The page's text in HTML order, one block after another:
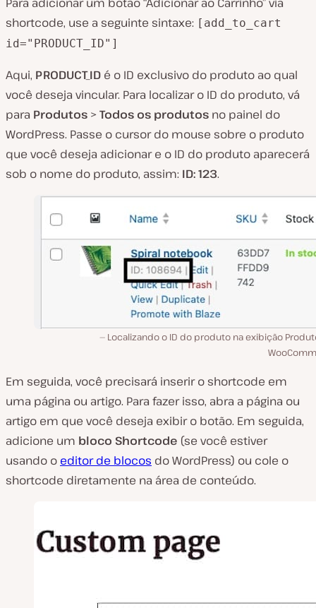
shortcode, use a seguinte sintaxe: [add_to_cart
id="PRODUCT_ID"]
Aqui, PRODUCT_ID é o ID exclusivo do produto ao qual
você deseja vincular. Para localizar o ID do produto, vá
para Produtos >Todos os produtos no painel do
WordPress. Passe o cursor do mouse sobre o produto
que você deseja adicionar e o ID do produto aparecerá
sob o nome do produto, assim: ID: 123.
Localizando o ID do produto na exibição
Em seguida, você precisará inserir o shortcode em
uma página ou artigo. Para fazer isso, abra a página ou
artigo em que você deseja exibir o botão. Em seguida,
adicione um bloco Shortcode (se você estiver
usando o editor de blocos do WordPress) ou cole o
shortcode diretamente na área de conteúdo.